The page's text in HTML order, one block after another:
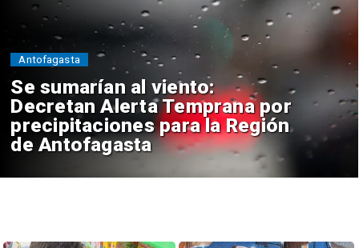
Se sumarían al viento:
Decretan Alerta Temprana por
precipitaciones para la Región
de Antofagasta
Antofagasta